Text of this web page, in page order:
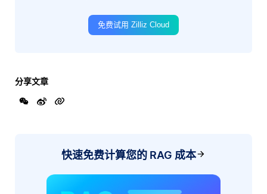
免费试用 Zilliz Cloud
分享文章
快速免费计算您的 RAG 成本